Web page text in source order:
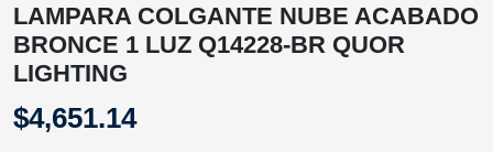
LAMPARA COLGANTE NUBE ACABADO
BRONCE 1 LUZ Q14228-BR QUOR
LIGHTING
$4,651.14